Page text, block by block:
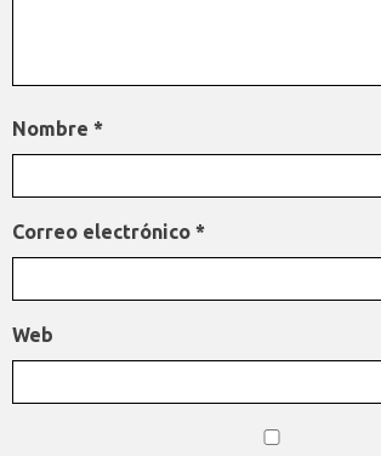
Nombre *
Correo electrónico *
Web